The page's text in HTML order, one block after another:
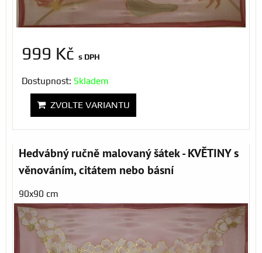
999 Kč s DPH
Dostupnost: Skladem
ZVOLTE VARIANTU
Hedvábný ručně malovaný šátek - KVĚTINY s
věnováním, citátem nebo básní
90x90 cm